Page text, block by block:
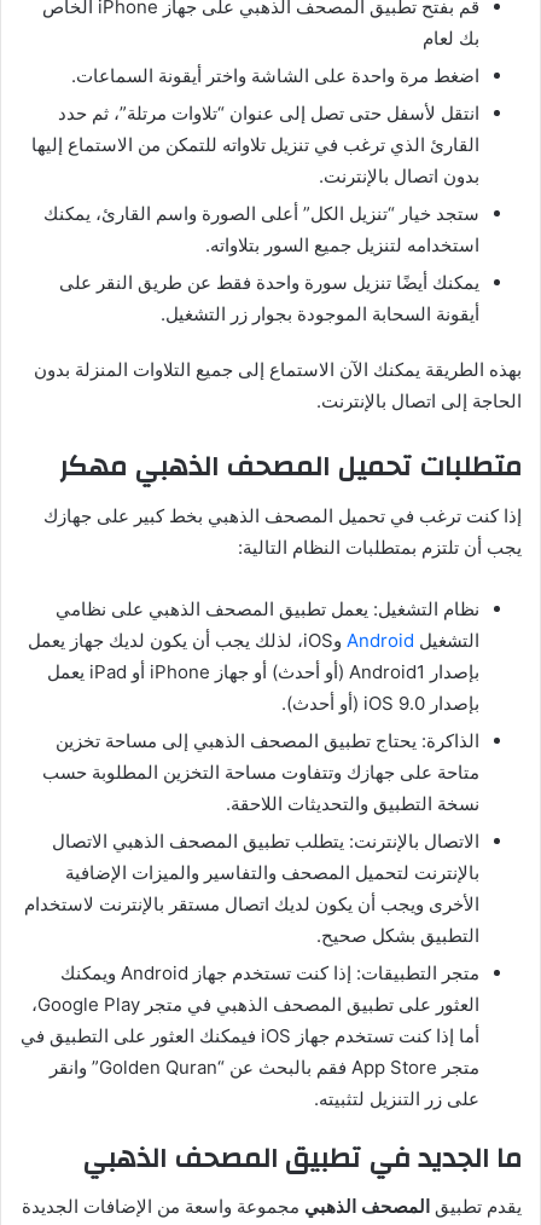
قم بفتح تطبيق المصحف الذهبي على جهاز iPhone الخاص
بك لعام
اضغط مرة واحدة على الشاشة واختر أيقونة السماعات.
انتقل لأسفل حتى تصل إلى عنوان “تلاوات مرتلة”، ثم حدد
القارئ الذي ترغب في تنزيل تلاواته للتمكن من الاستماع إليها
بدون اتصال بالإنترنت.
ستجد خيار “تنزيل الكل” أعلى الصورة واسم القارئ، يمكنك
استخدامه لتنزيل جميع السور بتلاواته.
يمكنك أيضًا تنزيل سورة واحدة فقط عن طريق النقر على
أيقونة السحابة الموجودة بجوار زر التشغيل.
بهذه الطريقة يمكنك الآن الاستماع إلى جميع التلاوات المنزلة بدون
الحاجة إلى اتصال بالإنترنت.
متطلبات تحميل المصحف الذهبي مهكر
إذا كنت ترغب في تحميل المصحف الذهبي بخط كبير على جهازك
يجب أن تلتزم بمتطلبات النظام التالية:
نظام التشغيل: يعمل تطبيق المصحف الذهبي على نظامي
التشغيل Android
وiOS، لذلك يجب أن يكون لديك جهاز يعمل
بإصدار Android1 (أو أحدث) أو جهاز iPhone أو iPad يعمل
بإصدار iOS 9.0 (أو أحدث).
الذاكرة: يحتاج تطبيق المصحف الذهبي إلى مساحة تخزين
متاحة على جهازك وتتفاوت مساحة التخزين المطلوبة حسب
نسخة التطبيق والتحديثات اللاحقة.
الاتصال بالإنترنت: يتطلب تطبيق المصحف الذهبي الاتصال
بالإنترنت لتحميل المصحف والتفاسير والميزات الإضافية
الأخرى ويجب أن يكون لديك اتصال مستقر بالإنترنت لاستخدام
التطبيق بشكل صحيح.
متجر التطبيقات: إذا كنت تستخدم جهاز Android ويمكنك
العثور على تطبيق المصحف الذهبي في متجر Google Play،
أما إذا كنت تستخدم جهاز iOS فيمكنك العثور على التطبيق في
متجر App Store فقم بالبحث عن “Golden Quran” وانقر
على زر التنزيل لتثبيته.
ما الجديد في تطبيق المصحف الذهبي
يقدم تطبيق المصحف الذهبي مجموعة واسعة من الإضافات الجديدة